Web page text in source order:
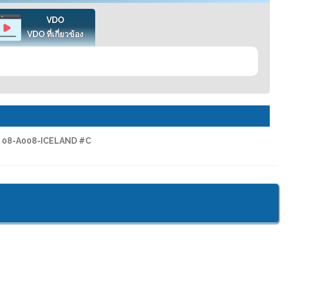
VDO
VDO ที่เกี่ยวข้อง
08-A008-ICELAND #C